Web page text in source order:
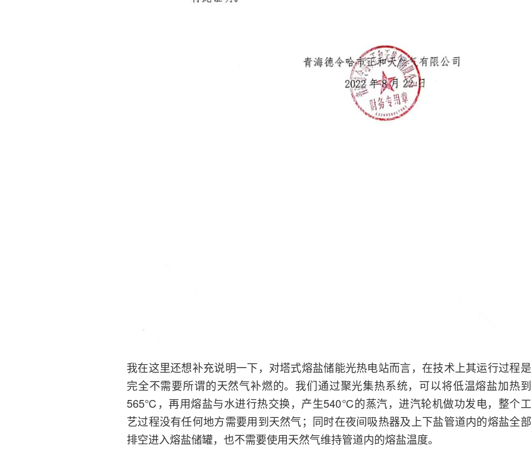
我在这里还想补充说明一下，对塔式熔盐储能光热电站而言，在技术上其运行过程是
完全不需要所谓的天然气补燃的。我们通过聚光集热系统，可以将低温熔盐加热到
565℃，再用熔盐与水进行热交换，产生540℃的蒸汽，进汽轮机做功发电，整个工
艺过程没有任何地方需要用到天然气；同时在夜间吸热器及上下盐管道内的熔盐全部
排空进入熔盐储罐，也不需要使用天然气维持管道内的熔盐温度。